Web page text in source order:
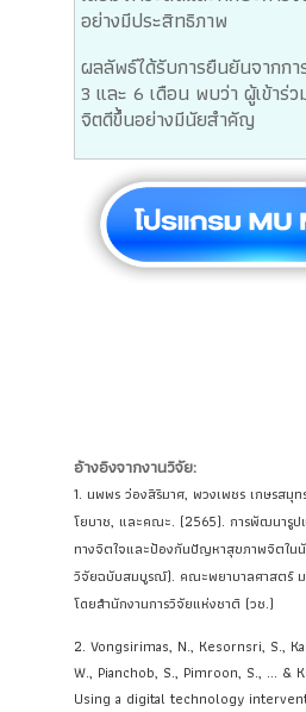
อย่างมีประสิทธิภาพ
ผลลัพธ์ได้รับการยืนยันจากก
3 และ 6 เดือน พบว่า ผู้เข้าร่
จิตดีขึ้นอย่างมีนัยสำคัญ
อ้างอิงจากงานวิจัย:
1. นพพร ว่องสิริมาศ, พวงเพชร เกษรสมุ
โยบาช, และคณะ. (2565). การพัฒนารูป
ทางจิตใจและป้องกันปัญหาสุขภาพจิตใน
วิจัยฉบับสมบูรณ์). คณะพยาบาลศาสตร์
โดยสำนักงานการวิจัยแห่งชาติ (วช.)
2. Vongsirimas, N., Kesornsri, S.,
W., Pianchob, S., Pimroon, S., ... &
Using a digital technology